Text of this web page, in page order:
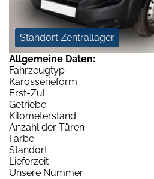
Standort Zentrallager
Allgemeine Daten:
Fahrzeugtyp
Karosserieform
Erst-Zul.
Getriebe
Kilometerstand
Anzahl der Türen
Farbe
Standort
Lieferzeit
Unsere Nummer